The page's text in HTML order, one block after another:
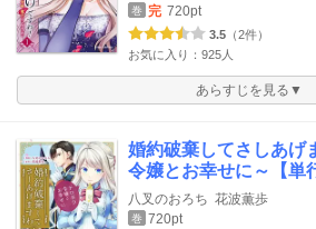
巻 完 720pt
3.5 （2件）
お気に入り：925人
あらすじを見る▼
婚約破棄してさしあ
令嬢とお幸せに～【単
八叉のおろち 花波薫歩
巻 720pt